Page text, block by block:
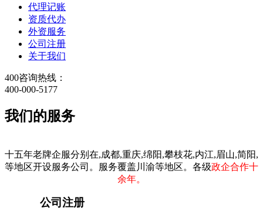
代理记账
资质代办
外资服务
公司注册
关于我们
400咨询热线：
400-000-5177
我们的服务
十五年老牌企服分别在,成都,重庆,绵阳,攀枝花,内江,眉山,简阳,
等地区开设服务公司。服务覆盖川渝等地区。各级政企合作十
余年。
公司注册